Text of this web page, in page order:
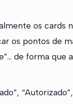
os cards
os pontos de
de forma que